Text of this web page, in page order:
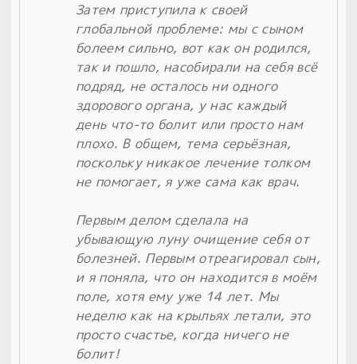
Затем приступила к своей
глобальной проблеме: мы с сыном
болеем сильно, вот как он родился,
так и пошло, насобирали на себя всё
подряд, не осталось ни одного
здорового органа, у нас каждый
день что-то болит или просто нам
плохо. В общем, тема серьёзная,
поскольку никакое лечение толком
не помогает, я уже сама как врач.
Первым делом сделала на
убывающую луну очищение себя от
болезней. Первым отреагировал сын,
и я поняла, что он находится в моём
поле, хотя ему уже 14 лет. Мы
неделю как на крыльях летали, это
просто счастье, когда ничего не
болит!